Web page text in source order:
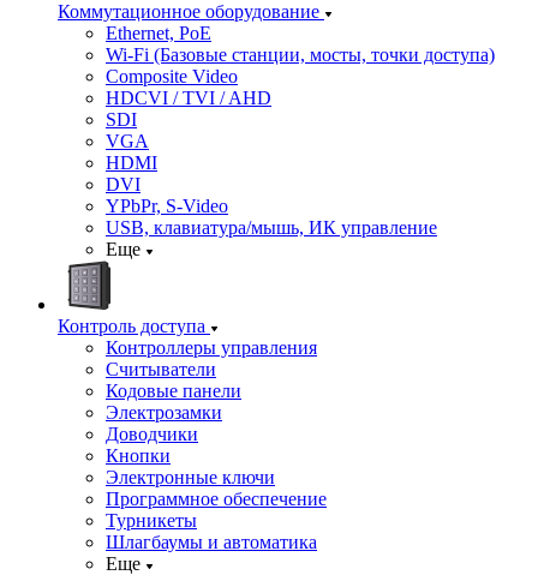
Коммутационное оборудование
Ethernet, PoE
Wi-Fi (Базовые станции, мосты, точки доступа)
Composite Video
HDCVI / TVI / AHD
SDI
VGA
HDMI
DVI
YPbPr, S-Video
USB, клавиатура/мышь, ИК управление
Еще
Контроль доступа
Контроллеры управления
Считыватели
Кодовые панели
Электрозамки
Доводчики
Кнопки
Электронные ключи
Программное обеспечение
Турникеты
Шлагбаумы и автоматика
Еще